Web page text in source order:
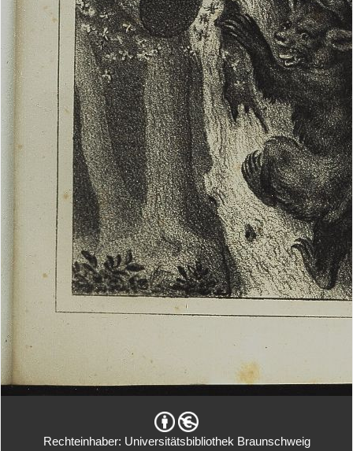
Rechteinhaber: Universitätsbibliothek Braunschweig